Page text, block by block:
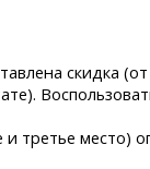
скидка
третье место)